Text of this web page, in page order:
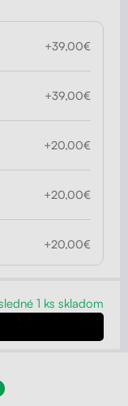
+39,00€
+39,00€
+20,00€
+20,00€
+20,00€
1 ks skladom